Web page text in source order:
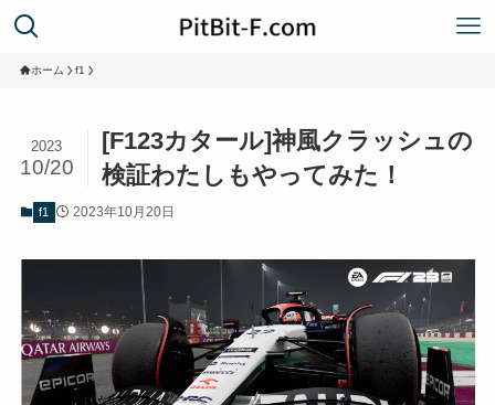
ホーム f1
[F123カタール]神風クラッシュの
検証わたしもやってみた！
2023
10/20
f1 2023年10月20日